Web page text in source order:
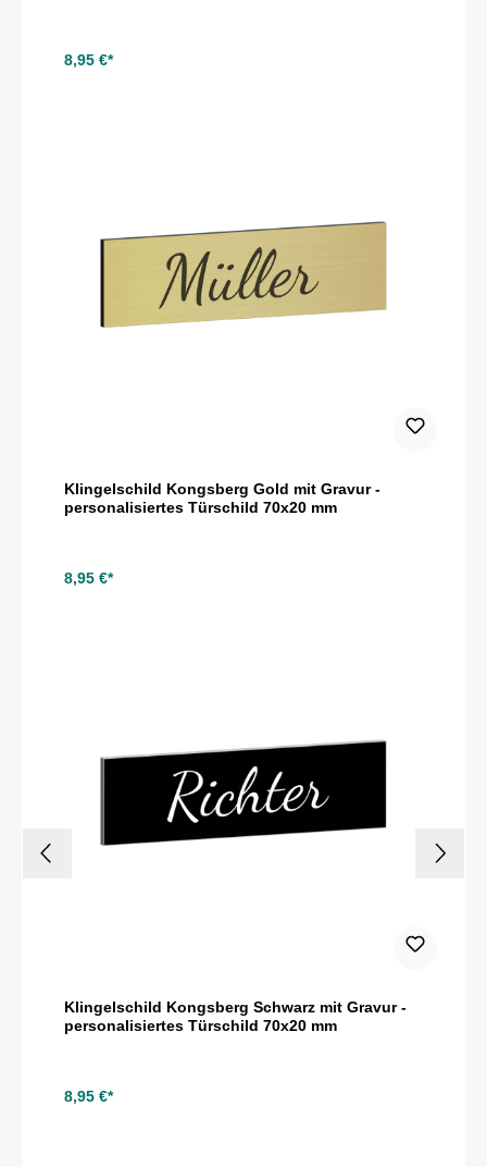
8,95 €*
Klingelschild Kongsberg Gold mit Gravur -
personalisiertes Türschild 70x20 mm
8,95 €*
Klingelschild Kongsberg Schwarz mit Gravur -
personalisiertes Türschild 70x20 mm
8,95 €*